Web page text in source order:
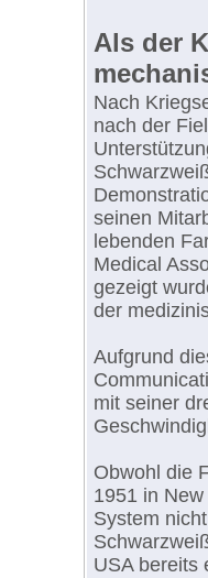
Als der
Nach
nach der
seinen
lebenden
Medical
gezeigt
der
Aufgrund
mit seiner
Obwohl die
1951 in
System
USA bereits